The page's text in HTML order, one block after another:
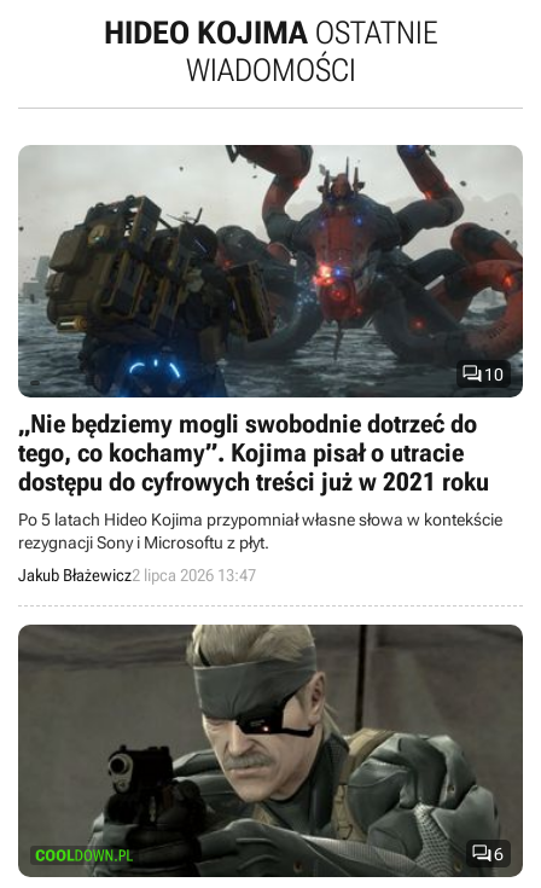
HIDEO KOJIMAOSTATNIE
WIADOMOŚCI
10
„Nie będziemy mogli swobodnie dotrzeć do
tego, co kochamy”. Kojima pisał o utracie
dostępu do cyfrowych treści już w 2021 roku
Po 5 latach Hideo Kojima przypomniał własne słowa w kontekście
rezygnacji Sony i Microsoftu z płyt.
Jakub Błażewicz2 lipca 2026 13:47
6